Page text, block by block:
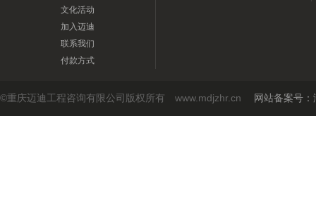
文化活动
加入迈迪
联系我们
付款方式
©重庆迈迪工程咨询有限公司版权所有 www.mdjzhr.cn 网站备案号